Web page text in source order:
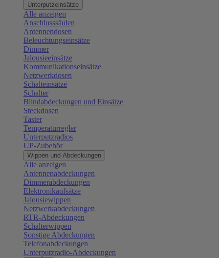
Unterputzeinsätze
Alle anzeigen
Anschlusssäulen
Antennendosen
Beleuchtungseinsätze
Dimmer
Jalousieeinsätze
Kommunikationseinsätze
Netzwerkdosen
Schalteinsätze
Schalter
Blindabdeckungen und Einsätze
Steckdosen
Taster
Temperaturregler
Unterputzradios
UP-Zubehör
Wippen und Abdeckungen
Alle anzeigen
Antennenabdeckungen
Dimmerabdeckungen
Elektronikaufsätze
Jalousiewippen
Netzwerkabdeckungen
RTR-Abdeckungen
Schalterwippen
Sonstige Abdeckungen
Telefonabdeckungen
Unterputzradio-Abdeckungen